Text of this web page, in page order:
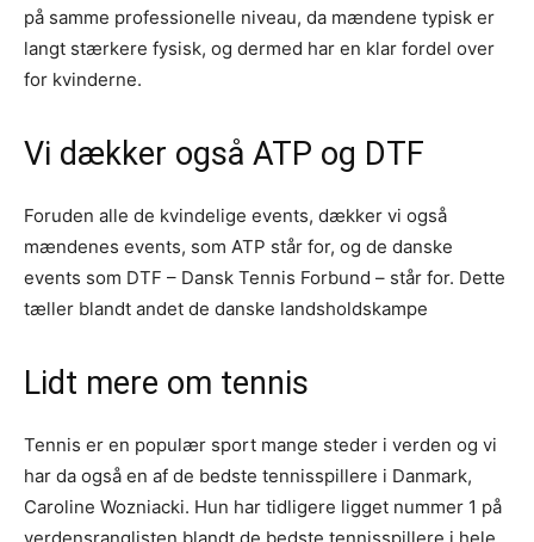
på samme professionelle niveau, da mændene typisk er
langt stærkere fysisk, og dermed har en klar fordel over
for kvinderne.
Vi dækker også ATP og DTF
Foruden alle de kvindelige events, dækker vi også
mændenes events, som ATP står for, og de danske
events som DTF – Dansk Tennis Forbund – står for. Dette
tæller blandt andet de danske landsholdskampe
Lidt mere om tennis
Tennis er en populær sport mange steder i verden og vi
har da også en af de bedste tennisspillere i Danmark,
Caroline Wozniacki. Hun har tidligere ligget nummer 1 på